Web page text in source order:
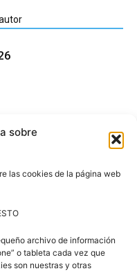
sobre
las cookies de la página web
archivo de información
o tableta cada vez que
son nuestras y otras
Villanúa 2026